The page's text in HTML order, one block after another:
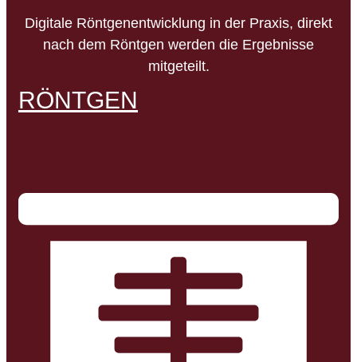
Digitale Röntgenentwicklung in der Praxis, direkt
nach dem Röntgen werden die Ergebnisse
mitgeteilt.
RÖNTGEN